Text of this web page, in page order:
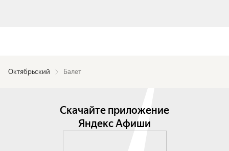
Октябрьский Балет
Скачайте приложение
Яндекс Афиши